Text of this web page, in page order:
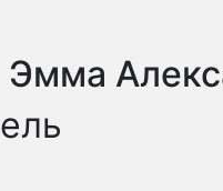
Эмма